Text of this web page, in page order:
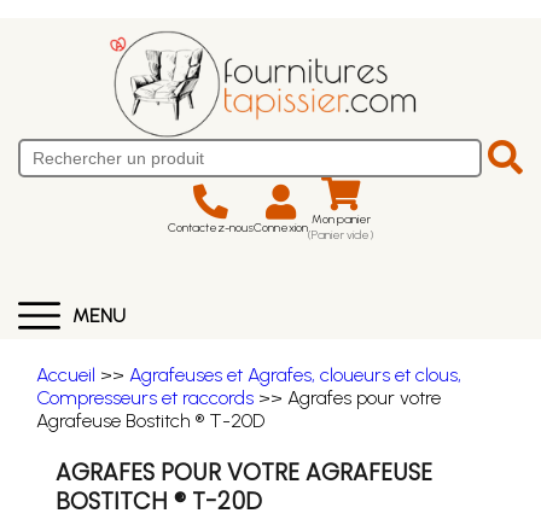
Contactez-nousConnexion Mon panier
(Panier vide)
MENU
Accueil >> Agrafeuses et Agrafes, cloueurs et clous,
Compresseurs et raccords >> Agrafes pour votre
Agrafeuse Bostitch ® T-20D
AGRAFES POUR VOTRE AGRAFEUSE
BOSTITCH ® T-20D